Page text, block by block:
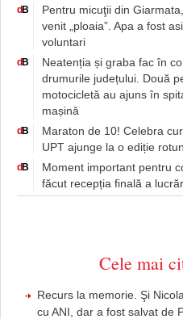
dB
Pentru micuţii din
venit „ploaia”. Apa a fost
voluntari
dB
Neatenția și graba fac în
drumurile județului. Două
motocicletă au ajuns în
mașină
dB
Maraton de 10! Celebra
UPT ajunge la o ediție
dB
Moment important pentru
făcut recepția finală a
Cele mai
Recurs la memorie. Şi
cu ANI, dar a fost salvat de